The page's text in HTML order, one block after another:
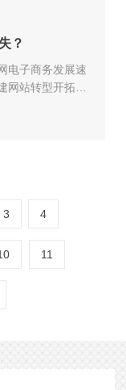
？
电子商务发展速
网站转型开拓互
做网站建设会
3 4
11